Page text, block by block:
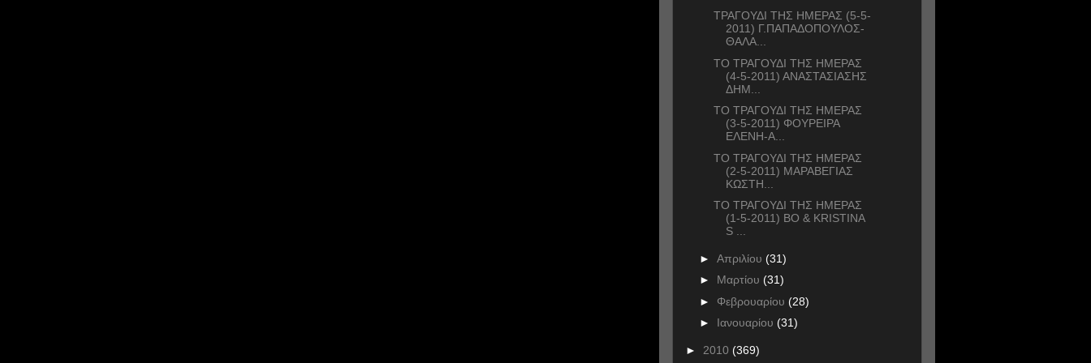
ΤΡΑΓΟΥΔΙ ΤΗΣ ΗΜΕΡΑΣ (5-5-
2011) Γ.ΠΑΠΑΔΟΠΟΥΛΟΣ-
ΘΑΛΑ...
ΤΟ ΤΡΑΓΟΥΔΙ ΤΗΣ ΗΜΕΡΑΣ
(4-5-2011) ΑΝΑΣΤΑΣΙΑΣΗΣ
ΔΗΜ...
ΤΟ ΤΡΑΓΟΥΔΙ ΤΗΣ ΗΜΕΡΑΣ
(3-5-2011) ΦΟΥΡΕΙΡΑ
ΕΛΕΝΗ-Α...
ΤΟ ΤΡΑΓΟΥΔΙ ΤΗΣ ΗΜΕΡΑΣ
(2-5-2011) ΜΑΡΑΒΕΓΙΑΣ
ΚΩΣΤΗ...
ΤΟ ΤΡΑΓΟΥΔΙ ΤΗΣ ΗΜΕΡΑΣ
(1-5-2011) BO & KRISTINA
S ...
► Απριλίου (31)
► Μαρτίου (31)
► Φεβρουαρίου (28)
► Ιανουαρίου (31)
► 2010 (369)